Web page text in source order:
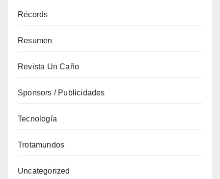
Récords
Resumen
Revista Un Caño
Sponsors / Publicidades
Tecnología
Trotamundos
Uncategorized